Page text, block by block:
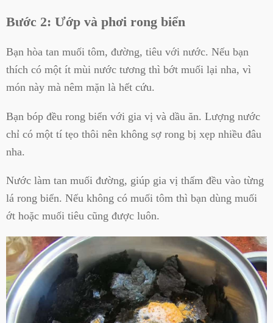
Bước 2: Ướp và phơi rong biển
Bạn hòa tan muối tôm, đường, tiêu với nước. Nếu bạn
thích có một ít mùi nước tương thì bớt muối lại nha, vì
món này mà nêm mặn là hết cứu.
Bạn bóp đều rong biển với gia vị và dầu ăn. Lượng nước
chỉ có một tí tẹo thôi nên không sợ rong bị xẹp nhiều đâu
nha.
Nước làm tan muối đường, giúp gia vị thấm đều vào từng
lá rong biển. Nếu không có muối tôm thì bạn dùng muối
ớt hoặc muối tiêu cũng được luôn.